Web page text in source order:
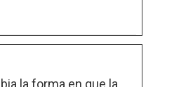
la forma en que la